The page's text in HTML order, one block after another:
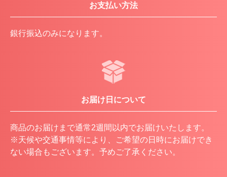
お支払い方法
銀行振込のみになります。
お届け日について
商品のお届けまで通常2週間以内でお届けいたします。
※天候や交通事情等により、ご希望の日時にお届けでき
ない場合もございます。予めご了承ください。